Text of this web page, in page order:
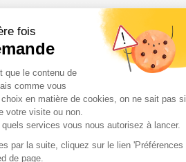
la surfréquentation des
montée soit par Internet, soit en
ne pas faire la queue dans une
qu’il y aura toutes les